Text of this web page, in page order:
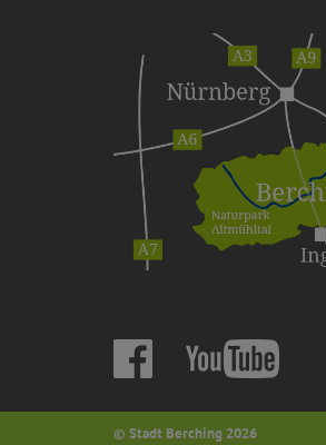
© Stadt Berching 2026